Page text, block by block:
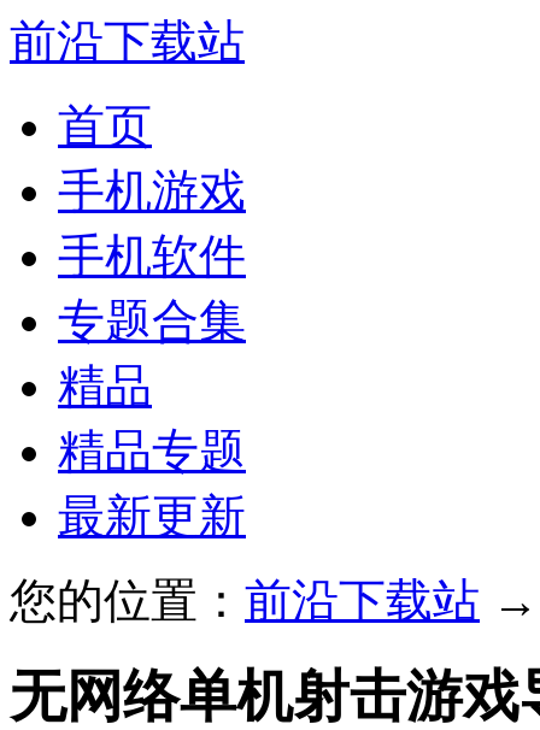
前沿下载站
首页
手机游戏
手机软件
专题合集
精品
精品专题
最新更新
您的位置： 前沿下载站
无网络单机射击游戏